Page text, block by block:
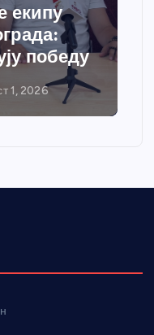
екипу
победу
1, 2026